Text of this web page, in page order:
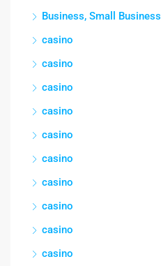
Business, Small Business
casino
casino
casino
casino
casino
casino
casino
casino
casino
casino